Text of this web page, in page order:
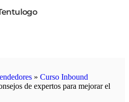
» Curso Inbound
de expertos para mejorar el